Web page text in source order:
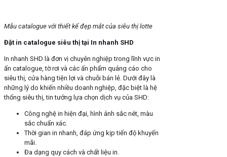
Mẫu catalogue với thiết kế đẹp mắt của siêu thị lotte
Đặt in catalogue siêu thị tại In nhanh SHD
In nhanh SHD là đơn vị chuyên nghiệp trong lĩnh vực in
ấn catalogue, tờ rơi và các ấn phẩm quảng cáo cho
siêu thị, cửa hàng tiện lợi và chuỗi bán lẻ. Dưới đây là
những lý do khiến nhiều doanh nghiệp, đặc biệt là hệ
thống siêu thị, tin tưởng lựa chọn dịch vụ của SHD:
Công nghệ in hiện đại, hình ảnh sắc nét, màu
sắc chuẩn xác.
Thời gian in nhanh, đáp ứng kịp tiến độ khuyến
mãi.
Đa dạng quy cách và chất liệu in.